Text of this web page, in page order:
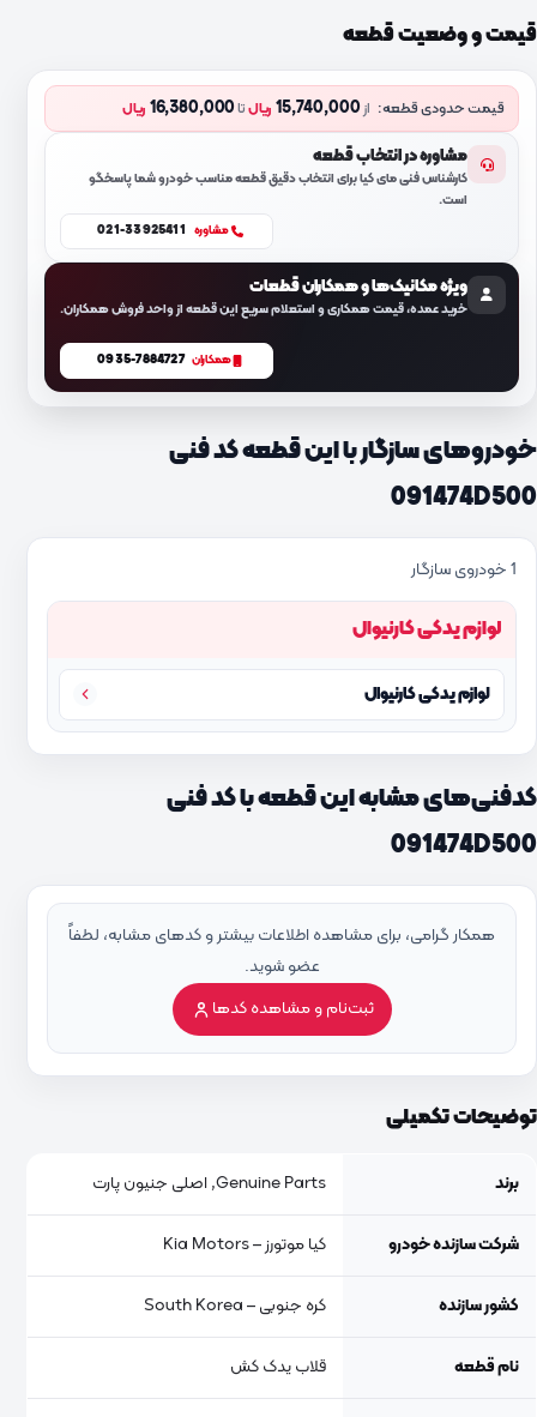
قیمت و وضعیت قطعه
قیمت حدودی قطعه: از15,740,000 ریالتا16,380,000 ریال
مشاوره در انتخاب قطعه
کارشناس فنی مای کیا برای انتخاب دقیق قطعه مناسب خودرو شما پاسخگو
است.
مشاوره 021-33925411
ویژه مکانیک‌ها و همکاران قطعات
خرید عمده، قیمت همکاری و استعلام سریع این قطعه از واحد فروش همکاران.
همکاران 0935-7884727
خودروهای سازگار با این قطعه کد فنی
091474D500
1 خودروی سازگار
لوازم یدکی کارنیوال
لوازم یدکی کارنیوال
کدفنی‌های مشابه این قطعه با کد فنی
091474D500
همکار گرامی، برای مشاهده اطلاعات بیشتر و کدهای مشابه، لطفاً
عضو شوید.
ثبت‌نام و مشاهده کدها
توضیحات تکمیلی
برند Genuine Parts, اصلی جنیون پارت
شرکت سازنده خودرو کیا موتورز – Kia Motors
کشور سازنده کره جنوبی – South Korea
نام قطعه قلاب یدک کش